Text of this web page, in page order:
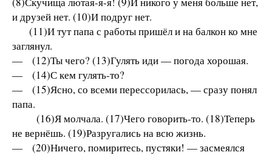
и друзей нет. (10)И подруг нет.
(11)И тут папа с работы пришёл и на балкон ко мне
заглянул.
— (12)Ты чего? (13)Гулять иди — погода хорошая.
— (14)С кем гулять-то?
— (15)Ясно, со всеми перессорилась, — сразу понял
папа.
(16)Я молчала. (17)Чего говорить-то. (18)Теперь
не вернёшь. (19)Разругались на всю жизнь.
— (20)Ничего, помиритесь, пустяки! — засмеялся